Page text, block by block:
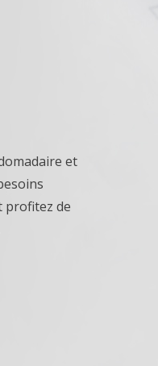
et
profitez de